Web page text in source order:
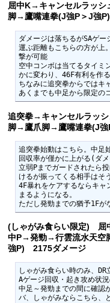
屈中K→キャンセルラッ
脚→鷹嘴連拳(J強P＞J強
ダメージは落ちるがSAゲ
運ぶ距離もこちらの方が上
撃が可能
空中コンボは当てるタイミ
かに変わり、46F有利を作
ちなみに追突拳からではキ
あくまでも中足から限定の
追突拳→キャンセルラッ
脚→鷹爪脚→鷹嘴連拳(J強
追突拳始動はこちら。中足
回収率が僅かに上がる(ダ
立弱Pまでガードされたら
けるが振ってくる相手はそ
4F暴れをケアするならキャ
まるようになる。
ただし発勁までの猶予1Fが
(しゃがみ食らい限定) 屈
中P→発勁→行雲流水天空
強P) 2175ダメージ
しゃがみ食らい時のみ、
Aゲージ回収・起き攻め状
中足～発勁までの間に確認
バ、しゃがみならこちら、